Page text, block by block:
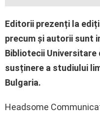
Editorii prezenți la
precum și autorii sunt
Bibliotecii
susținere a studiului
Bulgaria.
Headsome